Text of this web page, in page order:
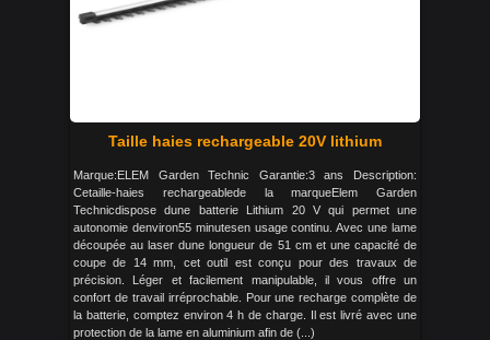
Taille haies rechargeable 20V lithium
Marque:ELEM Garden Technic Garantie:3 ans Description:
Cetaille-haies rechargeablede la marqueElem Garden
Technicdispose dune batterie Lithium 20 V qui permet une
autonomie denviron55 minutesen usage continu. Avec une lame
découpée au laser dune longueur de 51 cm et une capacité de
coupe de 14 mm, cet outil est conçu pour des travaux de
précision. Léger et facilement manipulable, il vous offre un
confort de travail irréprochable. Pour une recharge complète de
la batterie, comptez environ 4 h de charge. Il est livré avec une
protection de la lame en aluminium afin de (...)